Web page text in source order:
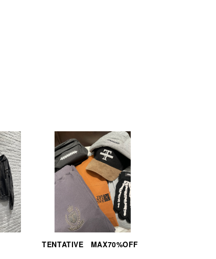
TENTATIVE MAX70%OFF